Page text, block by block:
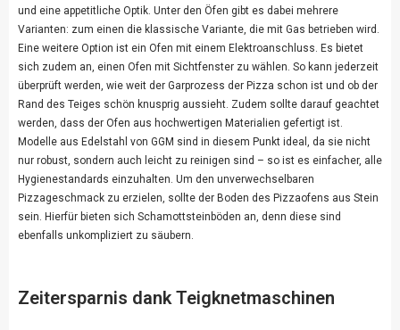
und eine appetitliche Optik. Unter den Öfen gibt es dabei mehrere
Varianten: zum einen die klassische Variante, die mit Gas betrieben wird.
Eine weitere Option ist ein Ofen mit einem Elektroanschluss. Es bietet
sich zudem an, einen Ofen mit Sichtfenster zu wählen. So kann jederzeit
überprüft werden, wie weit der Garprozess der Pizza schon ist und ob der
Rand des Teiges schön knusprig aussieht. Zudem sollte darauf geachtet
werden, dass der Ofen aus hochwertigen Materialien gefertigt ist.
Modelle aus Edelstahl von GGM sind in diesem Punkt ideal, da sie nicht
nur robust, sondern auch leicht zu reinigen sind – so ist es einfacher, alle
Hygienestandards einzuhalten. Um den unverwechselbaren
Pizzageschmack zu erzielen, sollte der Boden des Pizzaofens aus Stein
sein. Hierfür bieten sich Schamottsteinböden an, denn diese sind
ebenfalls unkompliziert zu säubern.
Zeitersparnis dank Teigknetmaschinen